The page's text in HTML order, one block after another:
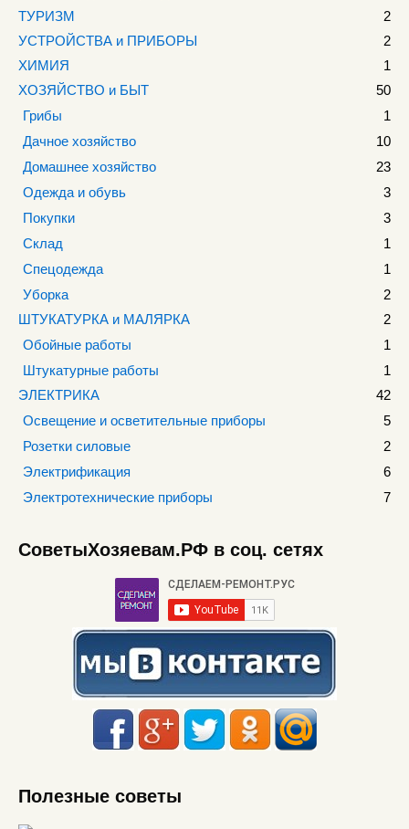
ТУРИЗМ
2
УСТРОЙСТВА и ПРИБОРЫ
2
ХИМИЯ
1
ХОЗЯЙСТВО и БЫТ
50
Грибы
1
Дачное хозяйство
10
Домашнее хозяйство
23
Одежда и обувь
3
Покупки
3
Склад
1
Спецодежда
1
Уборка
2
ШТУКАТУРКА и МАЛЯРКА
2
Обойные работы
1
Штукатурные работы
1
ЭЛЕКТРИКА
42
Освещение и осветительные приборы
5
Розетки силовые
2
Электрификация
6
Электротехнические приборы
7
СоветыХозяевам.РФ в соц. сетях
Полезные советы